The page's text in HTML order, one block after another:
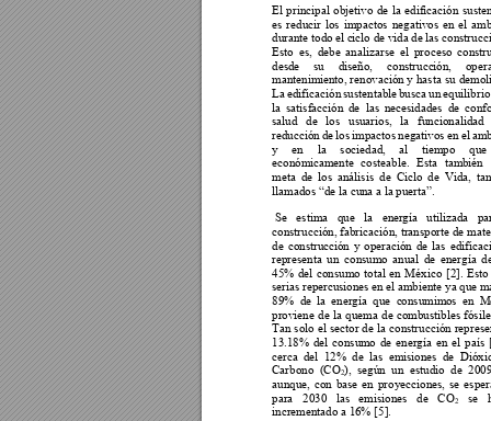
El principal objetivo de la edificación
es reducir los impactos negativos en el
durante todo el ciclo de vida de las co
Esto es, debe analizarse el proceso
desde
su diseño, construcción,
mantenimiento, renovación y hasta su
Laedificación sustentable busca un
la satisfacción de las necesidades de con
salud de los usuarios, la funcionalidad
reducción de los impactos negativos en el
y
en la sociedad, al tiempo
que
económicamente costeable. Esta también
meta de los análisis de Ciclo de Vida,
llamados “de la cuna a la puerta”.
Se estima que la energía utilizada
construcción, fabricación, transporte de
de construcción y operación de las
representa un consumo anual de energía
45% del consumo total en México [2]. Esto
serias repercusiones en el ambiente ya que m
89% de la energía que consumimos en
proviene de la quema de combustibles fósil
Tan solo el sector de la construcción
13.18% del consumo de energía en el país
cerca del 12% de las emisiones de
Carbono (CO2), según un estudio de
aunque, con base en proyecciones, se
para
2030 las emisiones de CO2 se
incrementado a 16% [5].